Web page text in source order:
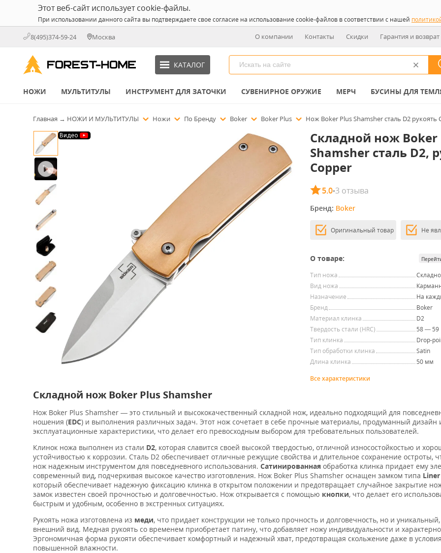
Этот веб-сайт использует cookie-файлы.
При использовании данного сайта вы подтверждаете свое согласие на использование cookie-файлов в соответствии с нашей
8(495)374-59-24 Москва О компании Контакты Скидки Гарантия и возврат
КАТАЛОГ
НОЖИ МУЛЬТИТУЛЫ ИНСТРУМЕНТ ДЛЯ ЗАТОЧКИ СУВЕНИРНОЕ ОРУЖИЕ МЕРЧ БУСИНЫ ДЛЯ
Главная → НОЖИ И МУЛЬТИТУЛЫ Ножи По Бренду Boker Boker Plus Нож Boker Plus Shamsher сталь D2 рукоять
Видео
Складной нож Boker
Shamsher сталь D2,
Copper
5.0•3 отзыва
Бренд: Boker
Оригинальный товар Не
О товаре:
Тип ножа
Вид ножа
Назначение
На
Бренд
Boker
Материал клинка
D2
Твердость стали (HRC)
58 — 59
Тип клинка
Drop-
Тип обработки клинка
Satin
Длина клинка
50 мм
Все характеристики
Складной нож Boker Plus Shamsher
Нож Boker Plus Shamsher — это стильный и высококачественный складной нож, идеально подходящий для
ношения (EDC) и выполнения различных задач. Этот нож сочетает в себе прочные материалы, продуманный дизайн
эксплуатационные характеристики, что делает его превосходным выбором для требовательных пользователей.
Клинок ножа выполнен из стали D2, которая славится своей высокой твердостью, отличной износостойкостью и
устойчивостью к коррозии. Сталь D2 обеспечивает отличные режущие свойства и длительное сохранение остроты,
нож надежным инструментом для повседневного использования. Сатинированная обработка клинка придает ему
современный вид, подчеркивая высокое качество изготовления. Нож Boker Plus Shamsher оснащен замком типа
который обеспечивает надежную фиксацию клинка в открытом положении и предотвращает случайное закрытие
замок известен своей прочностью и долговечностью. Нож открывается с помощью кнопки, что делает его
быстрым и удобным, особенно в экстренных ситуациях.
Рукоять ножа изготовлена из меди, что придает конструкции не только прочность и долговечность, но и
внешний вид. Медная рукоять со временем приобретает патину, что добавляет ножу индивидуальности и
Эргономичная форма рукояти обеспечивает комфортный и надежный хват, предотвращая скольжение даже в
повышенной влажности.